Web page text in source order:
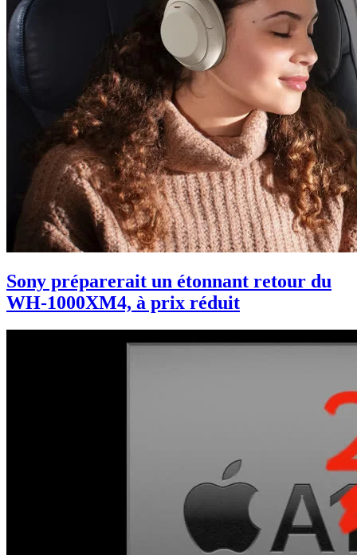
Sony préparerait un étonnant retour du
WH-1000XM4, à prix réduit